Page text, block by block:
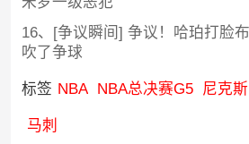
16、[争议瞬间] 争议！哈珀打脸
吹了争球
标签 NBA NBA总决赛G5 尼克斯
马刺